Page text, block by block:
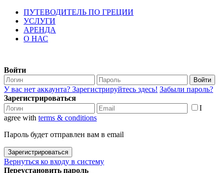
ПУТЕВОДИТЕЛЬ ПО ГРЕЦИИ
УСЛУГИ
АРЕНДА
О НАС
Войти
Войти
У вас нет аккаунта? Зарегистрируйтесь здесь! Забыли пароль?
Зарегистрироваться
I
agree with terms & conditions
Пароль будет отправлен вам в email
Зарегистрироваться
Вернуться ко входу в систему
Переустановить пароль